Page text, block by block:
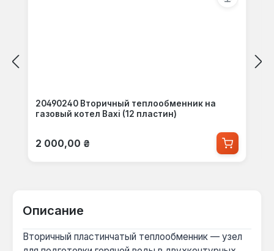
20490240 Вторичный теплообменник на
газовый котел Baxi (12 пластин)
Обычная цена:
2 000,00 ₴
Описание
Вторичный пластинчатый теплообменник — узел